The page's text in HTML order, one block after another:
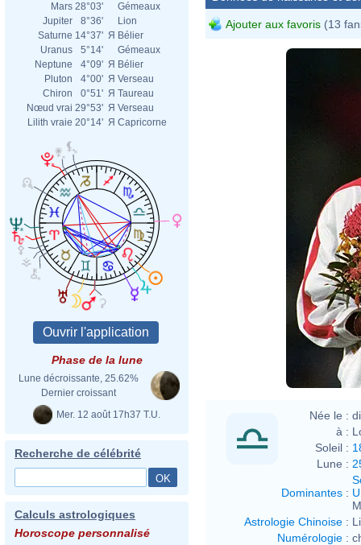
Mars 28°03'
Gémeaux
Jupiter
8°36'
Lion
Saturne 14°37' Я Bélier
Uranus
5°14'
Gémeaux
Neptune
4°09' Я Bélier
Pluton
4°00' Я Verseau
Chiron
0°51' Я Taureau
Nœud vrai 29°53' Я Verseau
Lilith vraie 20°14' Я Capricorne
Phase de la lune
Lune décroissante, 25.62%
Dernier croissant
Mer. 12 août 17h37 T.U.
Recherche de célébrité
Calculs astrologiques
Horoscope personnalisé
Ajouter aux favoris (13
Née le :
à :
Soleil :
Lune :
Dominantes :
Astrologie Chinoise :
Numérologie :